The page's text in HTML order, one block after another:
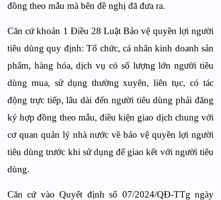
đồng theo mẫu mà bên đề nghị đã đưa ra.
Căn cứ khoản 1 Điều 28 Luật Bảo vệ quyền lợi người
tiêu dùng quy định: Tổ chức, cá nhân kinh doanh sản
phẩm, hàng hóa, dịch vụ có số lượng lớn người tiêu
dùng mua, sử dụng thường xuyên, liên tục, có tác
động trực tiếp, lâu dài đến người tiêu dùng phải đăng
ký hợp đồng theo mẫu, điều kiện giao dịch chung với
cơ quan quản lý nhà nước về bảo vệ quyền lợi người
tiêu dùng trước khi sử dụng để giao kết với người tiêu
dùng.
Căn cứ vào Quyết định số 07/2024/QĐ-TTg ngày